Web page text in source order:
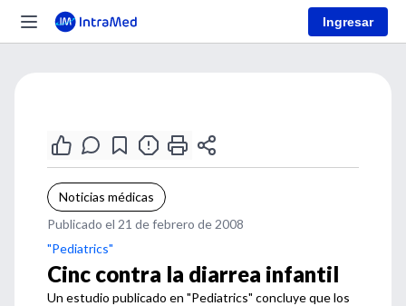
Ingresar
Noticias médicas
Publicado el 21 de febrero de 2008
"Pediatrics"
Cinc contra la diarrea infantil
Un estudio publicado en "Pediatrics" concluye que los